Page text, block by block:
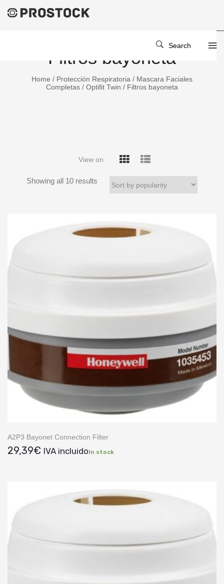
Search
Filtros bayoneta
Home / Protección Respiratoria / Mascara Faciales
Completas / Optifit Twin / Filtros bayoneta
View on
Showing all 10 results
A2P3 Bayonet Connection Filter
29,39€ IVA incluidoIn stock